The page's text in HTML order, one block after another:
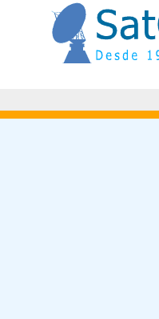
contenido